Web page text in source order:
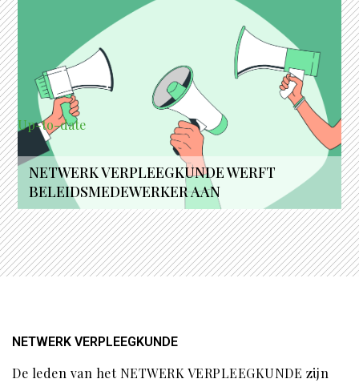
Up-to-date
NETWERK VERPLEEGKUNDE WERFT
BELEIDSMEDEWERKER AAN
NETWERK VERPLEEGKUNDE
De leden van het NETWERK VERPLEEGKUNDE zijn